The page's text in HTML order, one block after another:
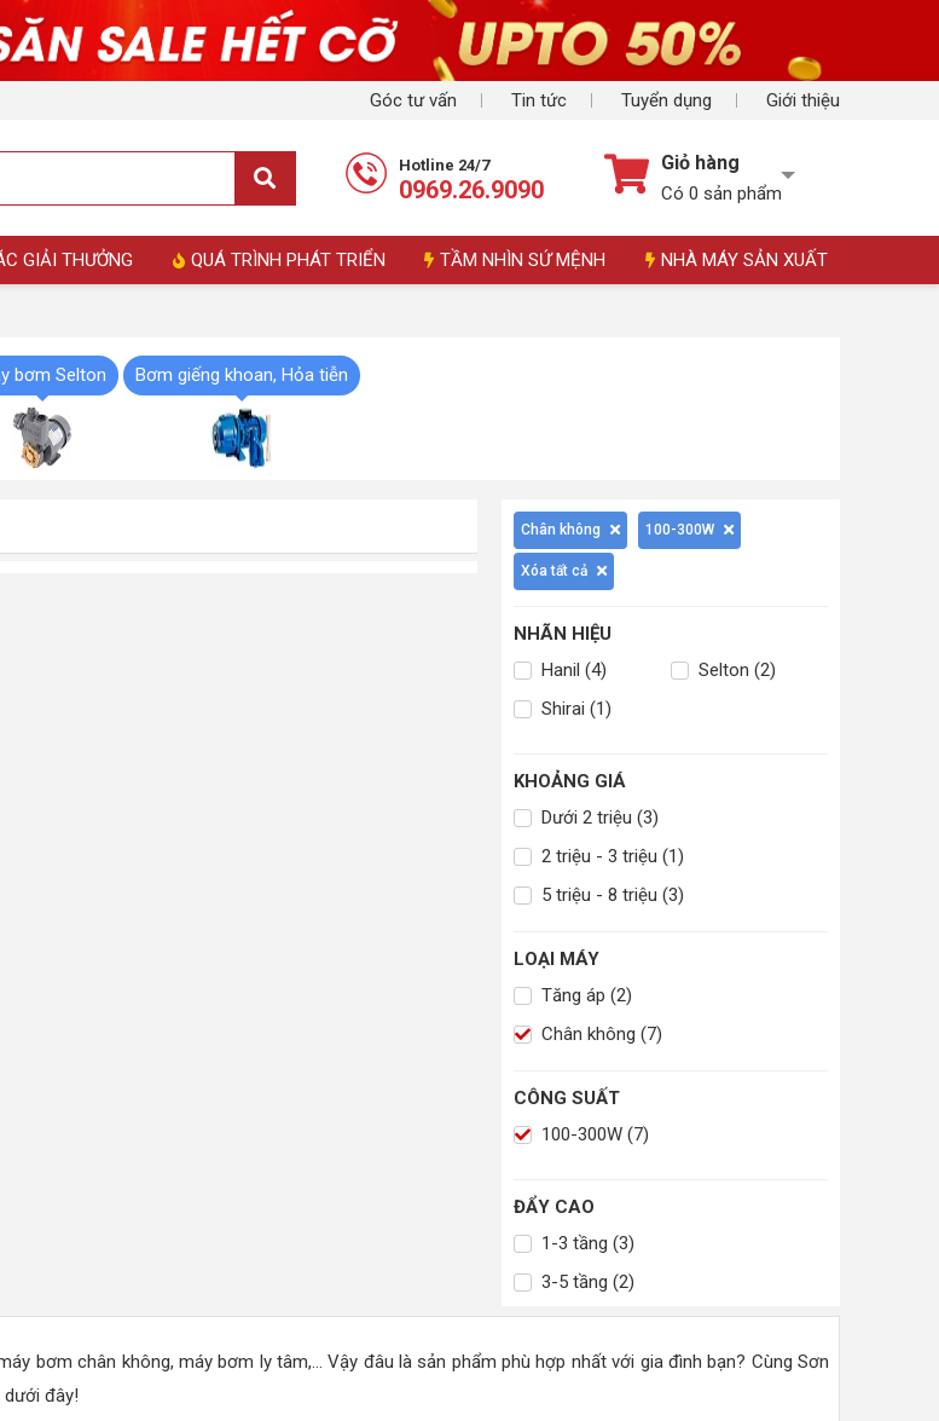
Góc tư vấn Tin tức Tuyển dụng Giới thiệu
Hotline 24/7
0969.26.9090
Giỏ hàng
Có 0 sản phẩm
GIẢI THƯỞNG QUÁ TRÌNH PHÁT TRIỂN TẦM NHÌN SỨ MỆNH NHÀ MÁY SẢN XUẤT
bơm Selton Bơm giếng khoan, Hỏa tiễn
Chân không 100-300W
Xóa tất cả
NHÃN HIỆU
Hanil (4)
Selton (2)
Shirai (1)
KHOẢNG GIÁ
Dưới 2 triệu (3)
2 triệu - 3 triệu (1)
5 triệu - 8 triệu (3)
LOẠI MÁY
Tăng áp (2)
Chân không (7)
CÔNG SUẤT
100-300W (7)
ĐẨY CAO
1-3 tầng (3)
3-5 tầng (2)
bơm chân không, máy bơm ly tâm,... Vậy đâu là sản phẩm phù hợp nhất với gia đình bạn? Cùng Sơn
đây!